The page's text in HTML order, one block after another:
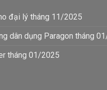
đại lý tháng 11/2025
dân dụng Paragon tháng
tháng 01/2025